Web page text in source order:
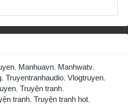
, Manhuavn, Manhwatv,
, Truyentranhaudio, Vlogtruyen,
, Truyện tranh,
tranh, Truyện tranh hot,